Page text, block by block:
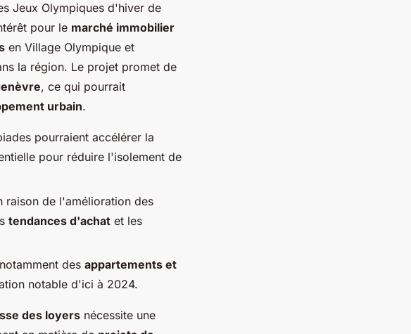
Jeux Olympiques d'hiver de
pour le marché immobilier
en Village Olympique et
la région. Le projet promet de
, ce qui pourrait
urbain.
pourraient accélérer la
pour réduire l'isolement de
raison de l'amélioration des
tendances d'achat et les
des appartements et
notable d'ici à 2024.
des loyers nécessite une